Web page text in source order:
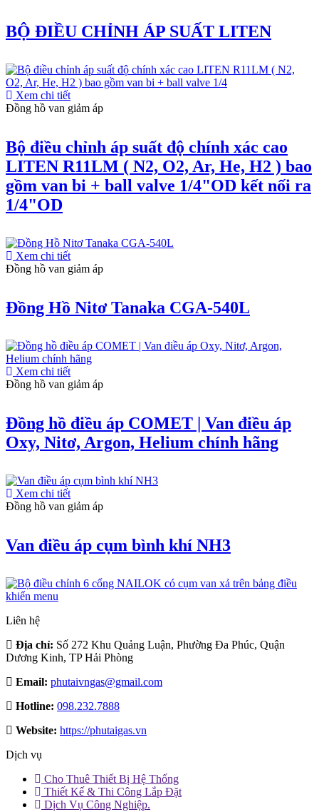
BỘ ĐIỀU CHỈNH ÁP SUẤT LITEN
Xem chi tiết
Đồng hồ van giảm áp
Bộ điều chỉnh áp suất độ chính xác cao
LITEN R11LM ( N2, O2, Ar, He, H2 ) bao
gồm van bi + ball valve 1/4"OD kết nối ra
1/4"OD
Xem chi tiết
Đồng hồ van giảm áp
Đồng Hồ Nitơ Tanaka CGA-540L
Xem chi tiết
Đồng hồ van giảm áp
Đồng hồ điều áp COMET | Van điều áp
Oxy, Nitơ, Argon, Helium chính hãng
Xem chi tiết
Đồng hồ van giảm áp
Van điều áp cụm bình khí NH3
Liên hệ
Địa chỉ: Số 272 Khu Quảng Luận, Phường Đa Phúc, Quận
Dương Kinh, TP Hải Phòng
Email: phutaivngas@gmail.com
Hotline: 098.232.7888
Website: https://phutaigas.vn
Dịch vụ
Cho Thuê Thiết Bị Hệ Thống
Thiết Kế & Thi Công Lắp Đặt
Dịch Vụ Công Nghiệp.